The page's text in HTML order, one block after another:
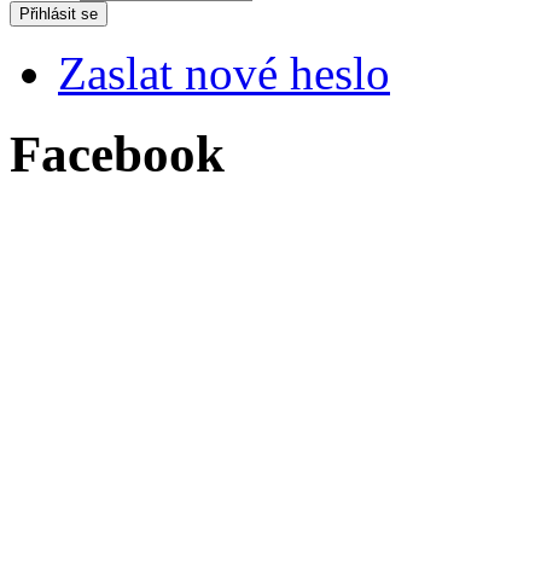
Zaslat nové heslo
Facebook